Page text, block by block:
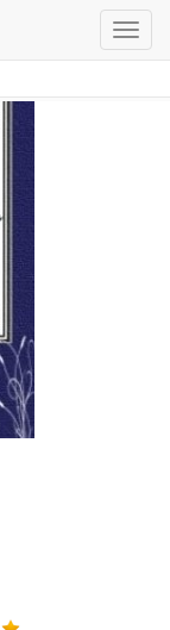
Hiện
menu